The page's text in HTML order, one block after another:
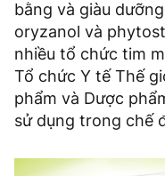
bằng và giàu
oryzanol và
nhiều tổ chức tim
Tổ chức Y tế Thế
phẩm và Dược
sử dụng trong chế